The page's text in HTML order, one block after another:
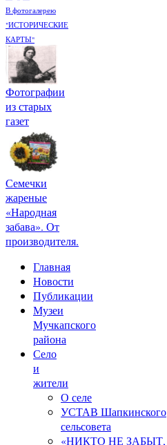
В фотогалерею
"ИСТОРИЧЕСКИЕ
КАРТЫ"
Фотографии
из старых
газет
Семечки
жареные
«Народная
забава». От
производителя.
Главная
Новости
Публикации
Музеи
Мучкапского
района
Село
и
жители
О селе
УСТАВ Шапкинского
сельсовета
«НИКТО НЕ ЗАБЫТ,